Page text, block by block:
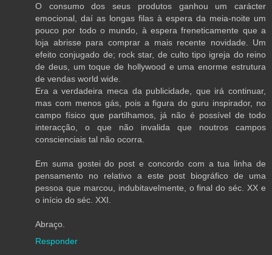
O consumo dos seus produtos ganhou um carácter
emocional, daí as longas filas à espera da meia-noite um
pouco por todo o mundo, à espera freneticamente que a
loja abrisse para comprar a mais recente novidade. Um
efeito conjugado de; rock star, de culto tipo igreja do reino
de deus, um toque de hollywood e uma enorme estrutura
de vendas world wide.
Era a verdadeira meca da publicidade, que irá continuar,
mas com menos gás, pois a figura do guru inspirador, no
campo físico que partilhamos, já não é possível de todo
interacção, o que não invalida que noutros campos
conscienciais tal não ocorra.
Em suma gostei do post e concordo com a tua linha de
pensamento no relativo a este post biográfico de uma
pessoa que marcou, indubitavelmente, o final do séc. XX e
o início do séc. XXI.
Abraço.
Responder